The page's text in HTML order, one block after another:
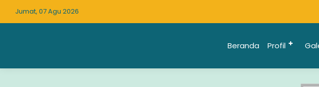
Jumat, 07 Agu 2026
Beranda Profil